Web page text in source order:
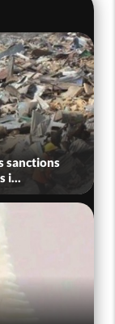
sanctions
i...